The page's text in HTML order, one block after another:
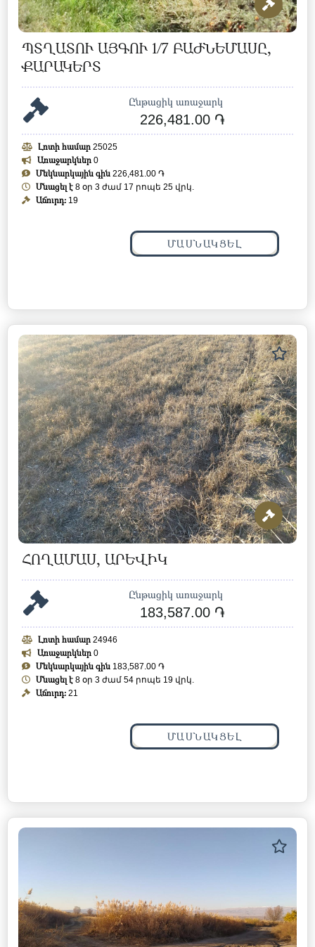
ՊՏՂԱՏՈՒ ԱՅԳՈՒ 1/7 ԲԱԺՆԵՄԱՍԸ,
ՔԱՐԱԿԵՐՏ
Ընթացիկ առաջարկ
226,481.00 ֏
Լոտի համար 25025
Առաջարկներ 0
Մեկնարկային գին 226,481.00 ֏
Մնացել է 8 օր 3 ժամ 17 րոպե 22 վրկ.
Աճուրդ: 19
ՄԱՍՆԱԿՑԵԼ
ՀՈՂԱՄԱՍ, ԱՐԵՎԻԿ
Ընթացիկ առաջարկ
183,587.00 ֏
Լոտի համար 24946
Առաջարկներ 0
Մեկնարկային գին 183,587.00 ֏
Մնացել է 8 օր 3 ժամ 54 րոպե 16 վրկ.
Աճուրդ: 21
ՄԱՍՆԱԿՑԵԼ